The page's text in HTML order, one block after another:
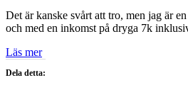
Det är kanske svårt att tro, men jag är
och med en inkomst på dryga 7k
Läs mer
Dela detta: